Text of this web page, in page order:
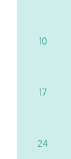
10
17
24